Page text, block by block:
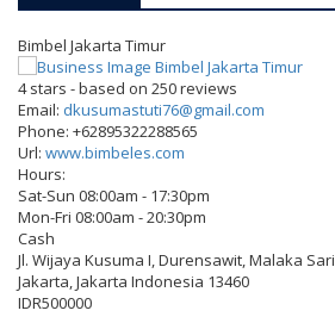
Bimbel Jakarta Timur
4stars - based on 250reviews
Email: dkusumastuti76@gmail.com
Phone: +62895322288565
Url: www.bimbeles.com
Hours:
Sat-Sun 08:00am - 17:30pm
Mon-Fri 08:00am - 20:30pm
Cash
Jl. Wijaya Kusuma I, Durensawit, Malaka Sari
Jakarta,Jakarta Indonesia 13460
IDR500000